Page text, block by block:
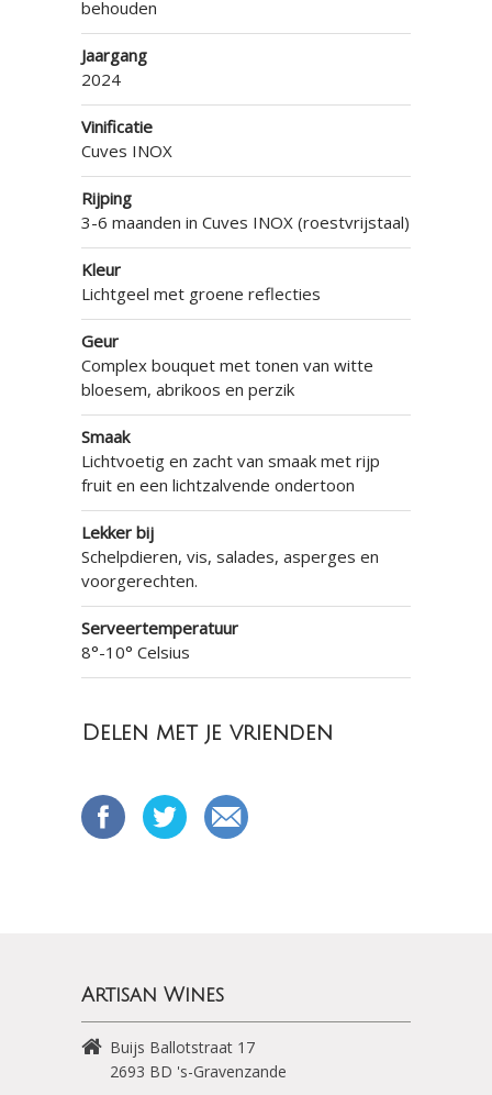
behouden
Jaargang
2024
Vinificatie
Cuves INOX
Rijping
3-6 maanden in Cuves INOX (roestvrijstaal)
Kleur
Lichtgeel met groene reflecties
Geur
Complex bouquet met tonen van witte
bloesem, abrikoos en perzik
Smaak
Lichtvoetig en zacht van smaak met rijp
fruit en een lichtzalvende ondertoon
Lekker bij
Schelpdieren, vis, salades, asperges en
voorgerechten.
Serveertemperatuur
8°-10° Celsius
Delen met je vrienden
Artisan Wines
Buijs Ballotstraat 17
2693 BD 's-Gravenzande